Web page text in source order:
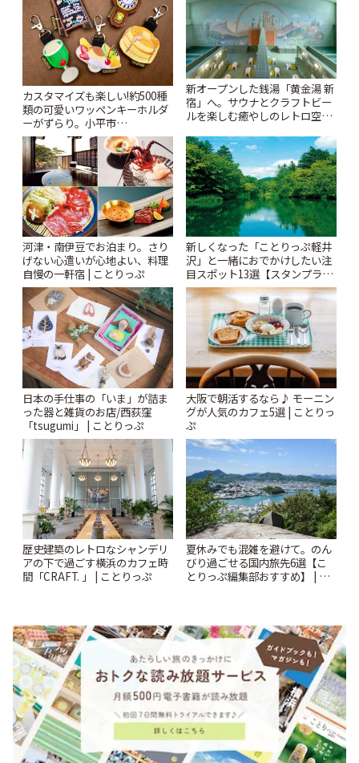
カスタマイズも楽しい!約500種
類の可愛いワッペンキーホルダ
ーがずらり。小平市
「Kimamaya T&K」 | ことりっ
ぷ
新オープンした銭湯「黄金湯 新
宿」へ。サウナとクラフトビー
ルを楽しむ癒やしのレトロ空間
河津・南伊豆でお泊まり。さり
げない心遣いが心地よい、料理
自慢の一軒宿 | ことりっぷ
新しくなった「ことりっぷ軽井
沢」と一緒におでかけしたい注
目スポット13選【スタンプラリ
ー開催中】 | ことりっぷ
日本の手仕事の「いま」が詰ま
った器と雑貨のお店/西荻窪
「tsugumi」 | ことりっぷ
大阪で朝活するなら♪ モーニン
グが人気のカフェ5選 | ことりっ
ぷ
歴史建築のレトロなシャンデリ
アの下で過ごす横浜のカフェ時
間「CRAFT. 」 | ことりっぷ
夏休みでも混雑を避けて。のん
びり過ごせる国内旅先6選【こ
とりっぷ編集部おすすめ】 | こ